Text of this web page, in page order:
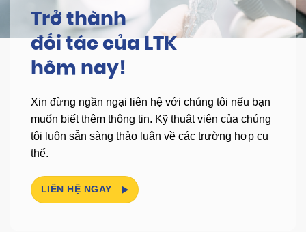
Trở thành
đối tác của LTK
hôm nay!
Xin đừng ngần ngại liên hệ với chúng tôi nếu bạn
muốn biết thêm thông tin. Kỹ thuật viên của chúng
tôi luôn sẵn sàng thảo luận về các trường hợp cụ
thể.
LIÊN HỆ NGAY